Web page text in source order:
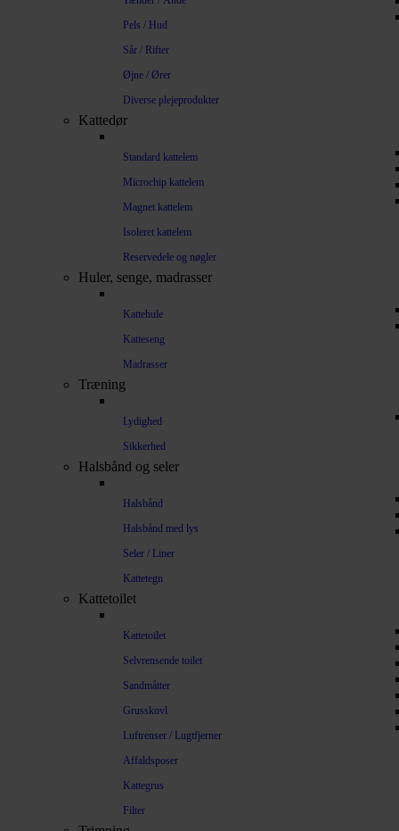
Pels / Hud
Sår / Rifter
Øjne / Ører
Diverse plejeprodukter
Kattedør
Standard kattelem
Microchip kattelem
Magnet kattelem
Isoleret kattelem
Reservedele og nøgler
Huler, senge, madrasser
Kattehule
Katteseng
Madrasser
Træning
Lydighed
Sikkerhed
Halsbånd og seler
Halsbånd
Halsbånd med lys
Seler / Liner
Kattetegn
Kattetoilet
Kattetoilet
Selvrensende toilet
Sandmåtter
Grusskovl
Luftrenser / Lugtfjerner
Affaldsposer
Kattegrus
Filter